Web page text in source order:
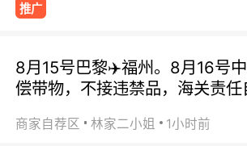
推广
8月15号巴黎✈️福州。8月16号
偿带物，不接违禁品，海关责任
商家自荐区 林家二小姐 1小时前